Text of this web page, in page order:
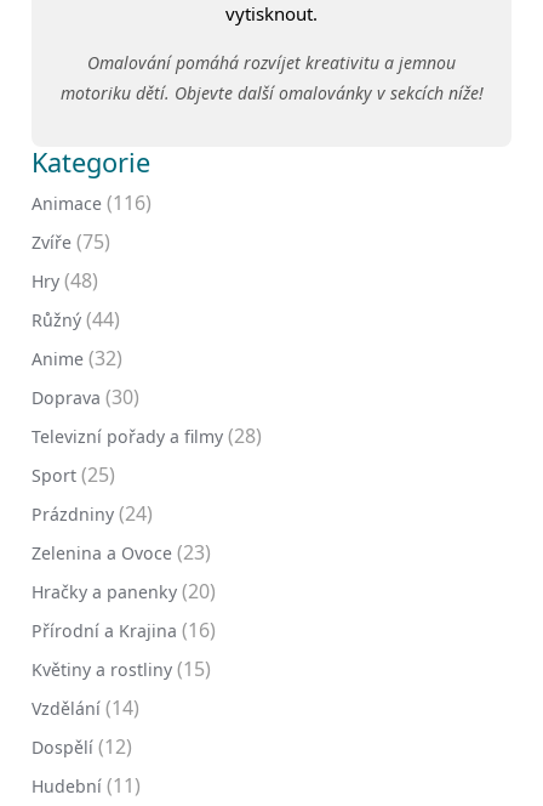
vytisknout.
Omalování pomáhá rozvíjet kreativitu a jemnou
motoriku dětí. Objevte další omalovánky v sekcích níže!
Kategorie
Animace (116)
Zvíře (75)
Hry (48)
Růžný (44)
Anime (32)
Doprava (30)
Televizní pořady a filmy (28)
Sport (25)
Prázdniny (24)
Zelenina a Ovoce (23)
Hračky a panenky (20)
Přírodní a Krajina (16)
Květiny a rostliny (15)
Vzdělání (14)
Dospělí (12)
Hudební (11)